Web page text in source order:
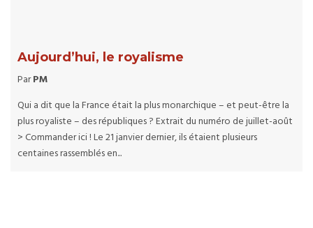
Aujourd’hui, le royalisme
ParPM
Qui a dit que la France était la plus monarchique – et peut-être la
plus royaliste – des républiques ? Extrait du numéro de juillet-août
> Commander ici ! Le 21 janvier dernier, ils étaient plusieurs
centaines rassemblés en...